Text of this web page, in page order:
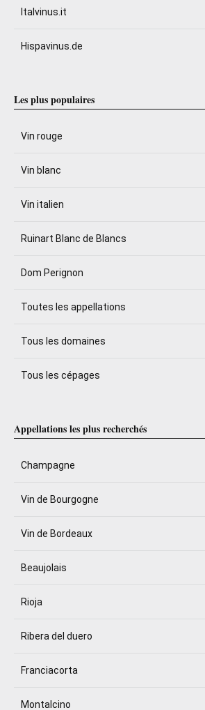
Italvinus.it
Hispavinus.de
Les plus populaires
Vin rouge
Vin blanc
Vin italien
Ruinart Blanc de Blancs
Dom Perignon
Toutes les appellations
Tous les domaines
Tous les cépages
Appellations les plus recherchés
Champagne
Vin de Bourgogne
Vin de Bordeaux
Beaujolais
Rioja
Ribera del duero
Franciacorta
Montalcino